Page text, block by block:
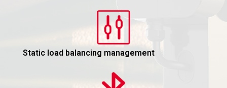
Static load balancing management